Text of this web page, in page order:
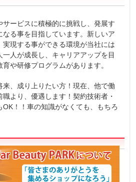
ービスに積極的に挑戦し、発展す
なる事を目指しています。新しいア
実現する事ができる環境が当社には
人が成長し、キャリアアップを目
や研修プログラムがあります。
、成り上りたい方！現在、他で働
より、優遇します！契約技術者・
！！車の知識がなくても、もちろ